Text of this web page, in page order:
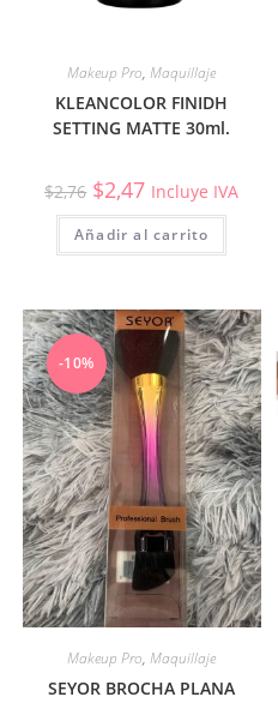
Makeup Pro,Maquillaje
KLEANCOLOR FINIDH
SETTING MATTE 30ml.
$2,76 $2,47 Incluye IVA
Añadir al carrito
-10%
Makeup Pro,Maquillaje
SEYOR BROCHA PLANA